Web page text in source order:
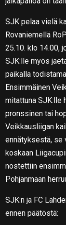
SJK pelaa vielä
Rovaniemellä
25.10. klo 14.00,
SJK:lle myös
paikalla
Ensimmäinen
mitattuna SJK:lle
pronssinen tai
Veikkausliigan
ennätyksestä, se
koskaan
nostettiin
Pohjanmaan
SJK:n ja FC
ennen päätöstä: